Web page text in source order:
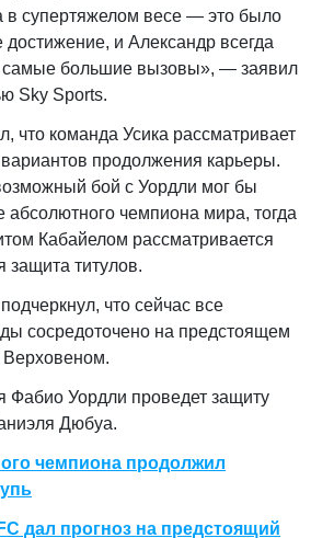
в супертяжелом весе — это было
достижение, и Александр всегда
самые большие вызовы», — заявил
Sky Sports.
что команда Усика рассматривает
вариантов продолжения карьеры.
бой с Уордли мог бы
абсолютного чемпиона мира, тогда
Кабайелом рассматривается
защита титулов.
что сейчас все
сосредоточено на предстоящем
Верховеном.
Фабио Уордли проведет защиту
Дюбуа.
чемпиона продолжил
дал прогноз на предстоящий